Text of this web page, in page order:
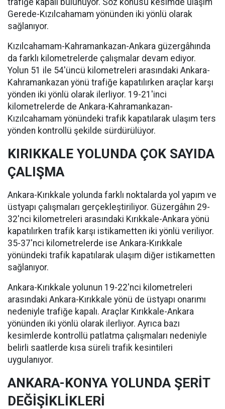
trafiğe kapalı bulunuyor. Söz konusu kesimde ulaşım
Gerede-Kızılcahamam yönünden iki yönlü olarak
sağlanıyor.
Kızılcahamam-Kahramankazan-Ankara güzergâhında
da farklı kilometrelerde çalışmalar devam ediyor.
Yolun 51 ile 54'üncü kilometreleri arasındaki Ankara-
Kahramankazan yönü trafiğe kapatılırken araçlar karşı
yönden iki yönlü olarak ilerliyor. 19-21'inci
kilometrelerde de Ankara-Kahramankazan-
Kızılcahamam yönündeki trafik kapatılarak ulaşım ters
yönden kontrollü şekilde sürdürülüyor.
KIRIKKALE YOLUNDA ÇOK SAYIDA
ÇALIŞMA
Ankara-Kırıkkale yolunda farklı noktalarda yol yapım ve
üstyapı çalışmaları gerçekleştiriliyor. Güzergâhın 29-
32'nci kilometreleri arasındaki Kırıkkale-Ankara yönü
kapatılırken trafik karşı istikametten iki yönlü veriliyor.
35-37'nci kilometrelerde ise Ankara-Kırıkkale
yönündeki trafik kapatılarak ulaşım diğer istikametten
sağlanıyor.
Ankara-Kırıkkale yolunun 19-22'nci kilometreleri
arasındaki Ankara-Kırıkkale yönü de üstyapı onarımı
nedeniyle trafiğe kapalı. Araçlar Kırıkkale-Ankara
yönünden iki yönlü olarak ilerliyor. Ayrıca bazı
kesimlerde kontrollü patlatma çalışmaları nedeniyle
belirli saatlerde kısa süreli trafik kesintileri
uygulanıyor.
ANKARA-KONYA YOLUNDA ŞERİT
DEĞİŞİKLİKLERİ